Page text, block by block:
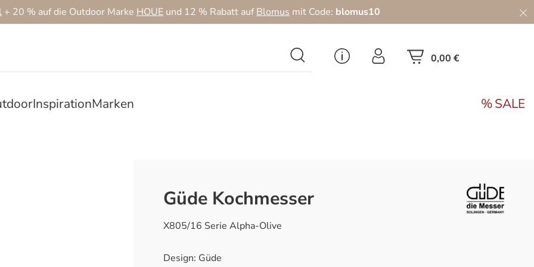
+ 20 % auf die Outdoor Marke HOUE und 12 % Rabatt aufBlomus mit Code: blomus10
0,00 €
InspirationMarken SALE
Güde Kochmesser
X805/16 Serie Alpha-Olive
Design: Güde